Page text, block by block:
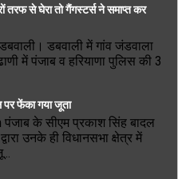
तरफ से घेरा तो गैंगस्टर्स ने समाप्त कर
डबवाली में गांव जंडवाला
में पंजाब व हरियाणा पुलिस की 3
पर फेंका गया जूता
के सीएम प्रकाश सिंह बादल
उनके ही विधानसभा क्षेत्र में